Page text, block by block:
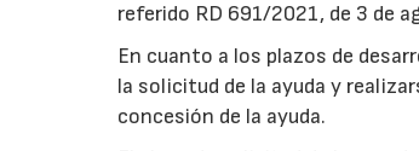
referido RD 691/2021, de 3 de
En cuanto a los plazos de
la solicitud de la ayuda y
concesión de la ayuda.